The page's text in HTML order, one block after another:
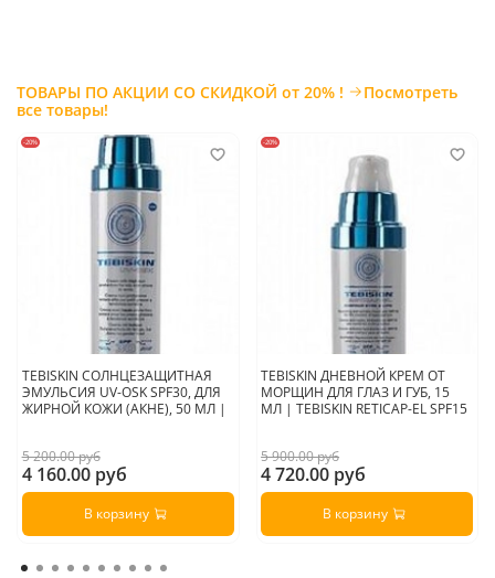
Страна производитель:
ТОВАРЫ ПО АКЦИИ СО СКИДКОЙ от 20% !
Посмотреть
все товары!
-20%
TEBISKIN СОЛНЦЕЗАЩИТНАЯ
ЭМУЛЬСИЯ UV-OSK SPF30, ДЛЯ
ЖИРНОЙ КОЖИ (АКНЕ), 50 МЛ |
5 200.00 руб
4 160.00 руб
В корзину
-20%
TEBISKIN ДНЕВНОЙ КРЕМ ОТ
МОРЩИН ДЛЯ ГЛАЗ И ГУБ, 15
МЛ | TEBISKIN RETICAP-EL SPF15
5 900.00 руб
4 720.00 руб
В корзину